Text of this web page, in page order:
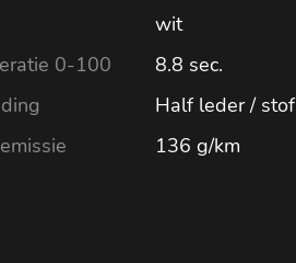
wit
0-100
8.8 sec.
Half leder / stof
136 g/km